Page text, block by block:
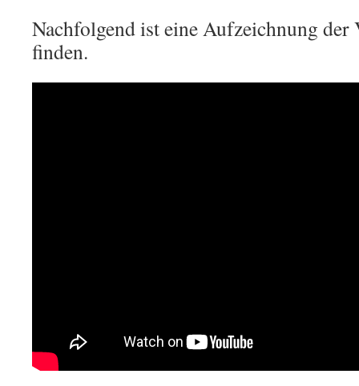
Nachfolgend ist eine Aufzeichnung der
finden.